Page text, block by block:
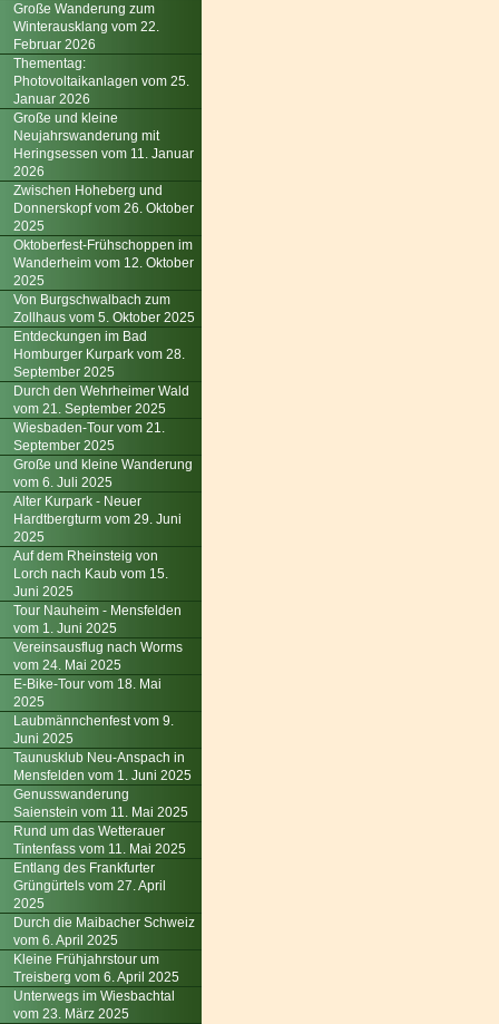
Große Wanderung zum
Winterausklang vom 22.
Februar 2026
Thementag:
Photovoltaikanlagen vom 25.
Januar 2026
Große und kleine
Neujahrswanderung mit
Heringsessen vom 11. Januar
2026
Zwischen Hoheberg und
Donnerskopf vom 26. Oktober
2025
Oktoberfest-Frühschoppen im
Wanderheim vom 12. Oktober
2025
Von Burgschwalbach zum
Zollhaus vom 5. Oktober 2025
Entdeckungen im Bad
Homburger Kurpark vom 28.
September 2025
Durch den Wehrheimer Wald
vom 21. September 2025
Wiesbaden-Tour vom 21.
September 2025
Große und kleine Wanderung
vom 6. Juli 2025
Alter Kurpark - Neuer
Hardtbergturm vom 29. Juni
2025
Auf dem Rheinsteig von
Lorch nach Kaub vom 15.
Juni 2025
Tour Nauheim - Mensfelden
vom 1. Juni 2025
Vereinsausflug nach Worms
vom 24. Mai 2025
E-Bike-Tour vom 18. Mai
2025
Laubmännchenfest vom 9.
Juni 2025
Taunusklub Neu-Anspach in
Mensfelden vom 1. Juni 2025
Genusswanderung
Saienstein vom 11. Mai 2025
Rund um das Wetterauer
Tintenfass vom 11. Mai 2025
Entlang des Frankfurter
Grüngürtels vom 27. April
2025
Durch die Maibacher Schweiz
vom 6. April 2025
Kleine Frühjahrstour um
Treisberg vom 6. April 2025
Unterwegs im Wiesbachtal
vom 23. März 2025